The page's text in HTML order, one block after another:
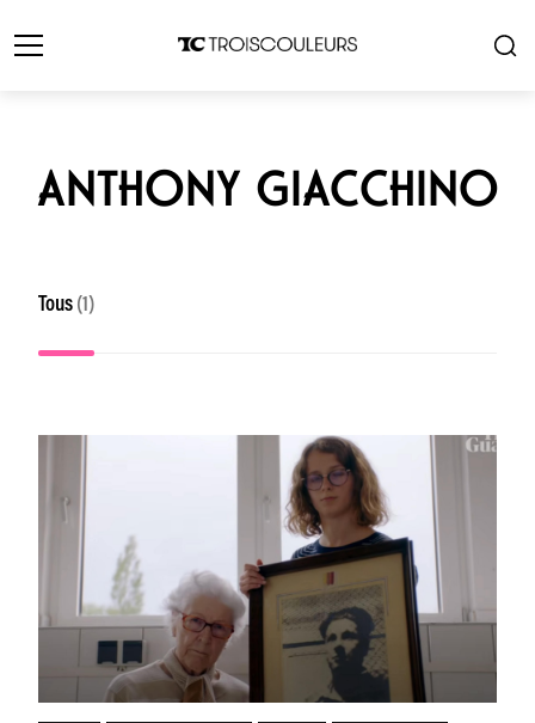
ANTHONY GIACCHINO
Tous (1)